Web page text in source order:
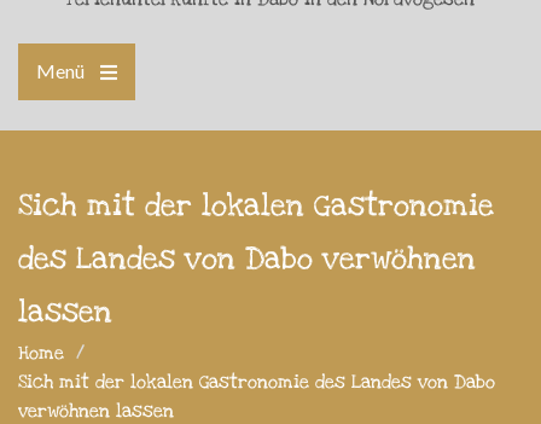
Menü
Sich mit der lokalen Gastronomie
des Landes von Dabo verwöhnen
lassen
Home
Sich mit der lokalen Gastronomie des Landes von Dabo
verwöhnen lassen